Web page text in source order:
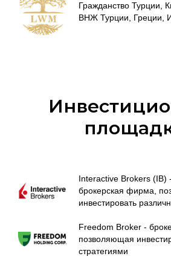
Гражданство Турции,
ВНЖ Турции, Греции,
Interactive Brokers (IB)
брокерская фирма,
инвестировать
Freedom Broker -
позволяющая
стратегиями